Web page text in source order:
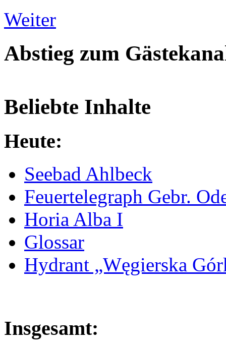
Weiter
Abstieg zum
Beliebte Inhalte
Heute:
Seebad Ahlbeck
Feuertelegraph Gebr.
Horia Alba I
Glossar
Hydrant „Węgierska
Insgesamt: